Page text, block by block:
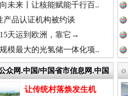
国
国
上逆行称"我一路开着双闪"..
未来丨让核能赋能千行百..
产品认证机构被约谈
天运到欧洲，靠它→
模最大的光氢储一体化项..
众网.中国/中国省市信息网.中国
让传统村落焕发生机